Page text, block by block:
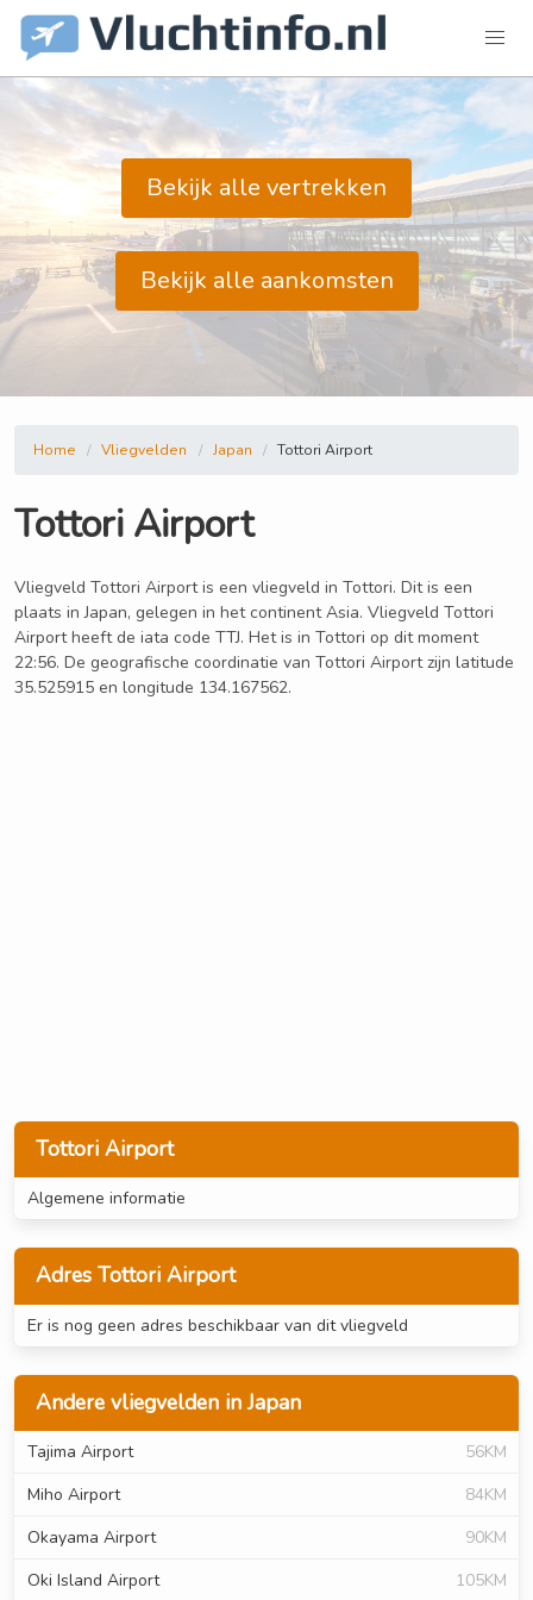
Bekijk alle vertrekken
Bekijk alle aankomsten
Tottori Airport
Algemene informatie
Adres Tottori Airport
Er is nog geen adres beschikbaar van dit vliegveld
Andere vliegvelden in Japan
Tajima Airport
56KM
Miho Airport
84KM
Okayama Airport
90KM
Oki Island Airport
105KM
Home Vliegvelden Japan Tottori Airport
Tottori Airport
Vliegveld Tottori Airport is een vliegveld in Tottori. Dit is een
plaats in Japan, gelegen in het continent Asia. Vliegveld Tottori
Airport heeft de iata code TTJ. Het is in Tottori op dit moment
22:56. De geografische coordinatie van Tottori Airport zijn latitude
35.525915 en longitude 134.167562.